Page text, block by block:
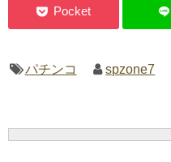
パチンコ spzone7